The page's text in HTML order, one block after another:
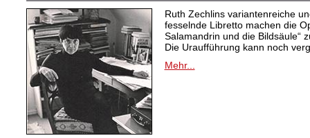
Ruth Zechlins variantenreiche
fesselnde Libretto machen die
Salamandrin und die Bildsäule“
Die Uraufführung kann noch
Mehr...